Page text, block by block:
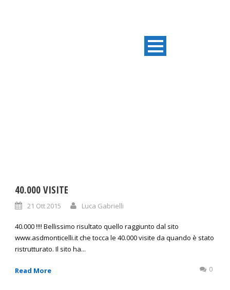
40.000 VISITE
21 Ott 2015 Luca Gabrielli
40.000 !!!! Bellissimo risultato quello raggiunto dal sito
www.asdmonticelli.it che tocca le 40.000 visite da quando è stato
ristrutturato. Il sito ha...
Read More 0